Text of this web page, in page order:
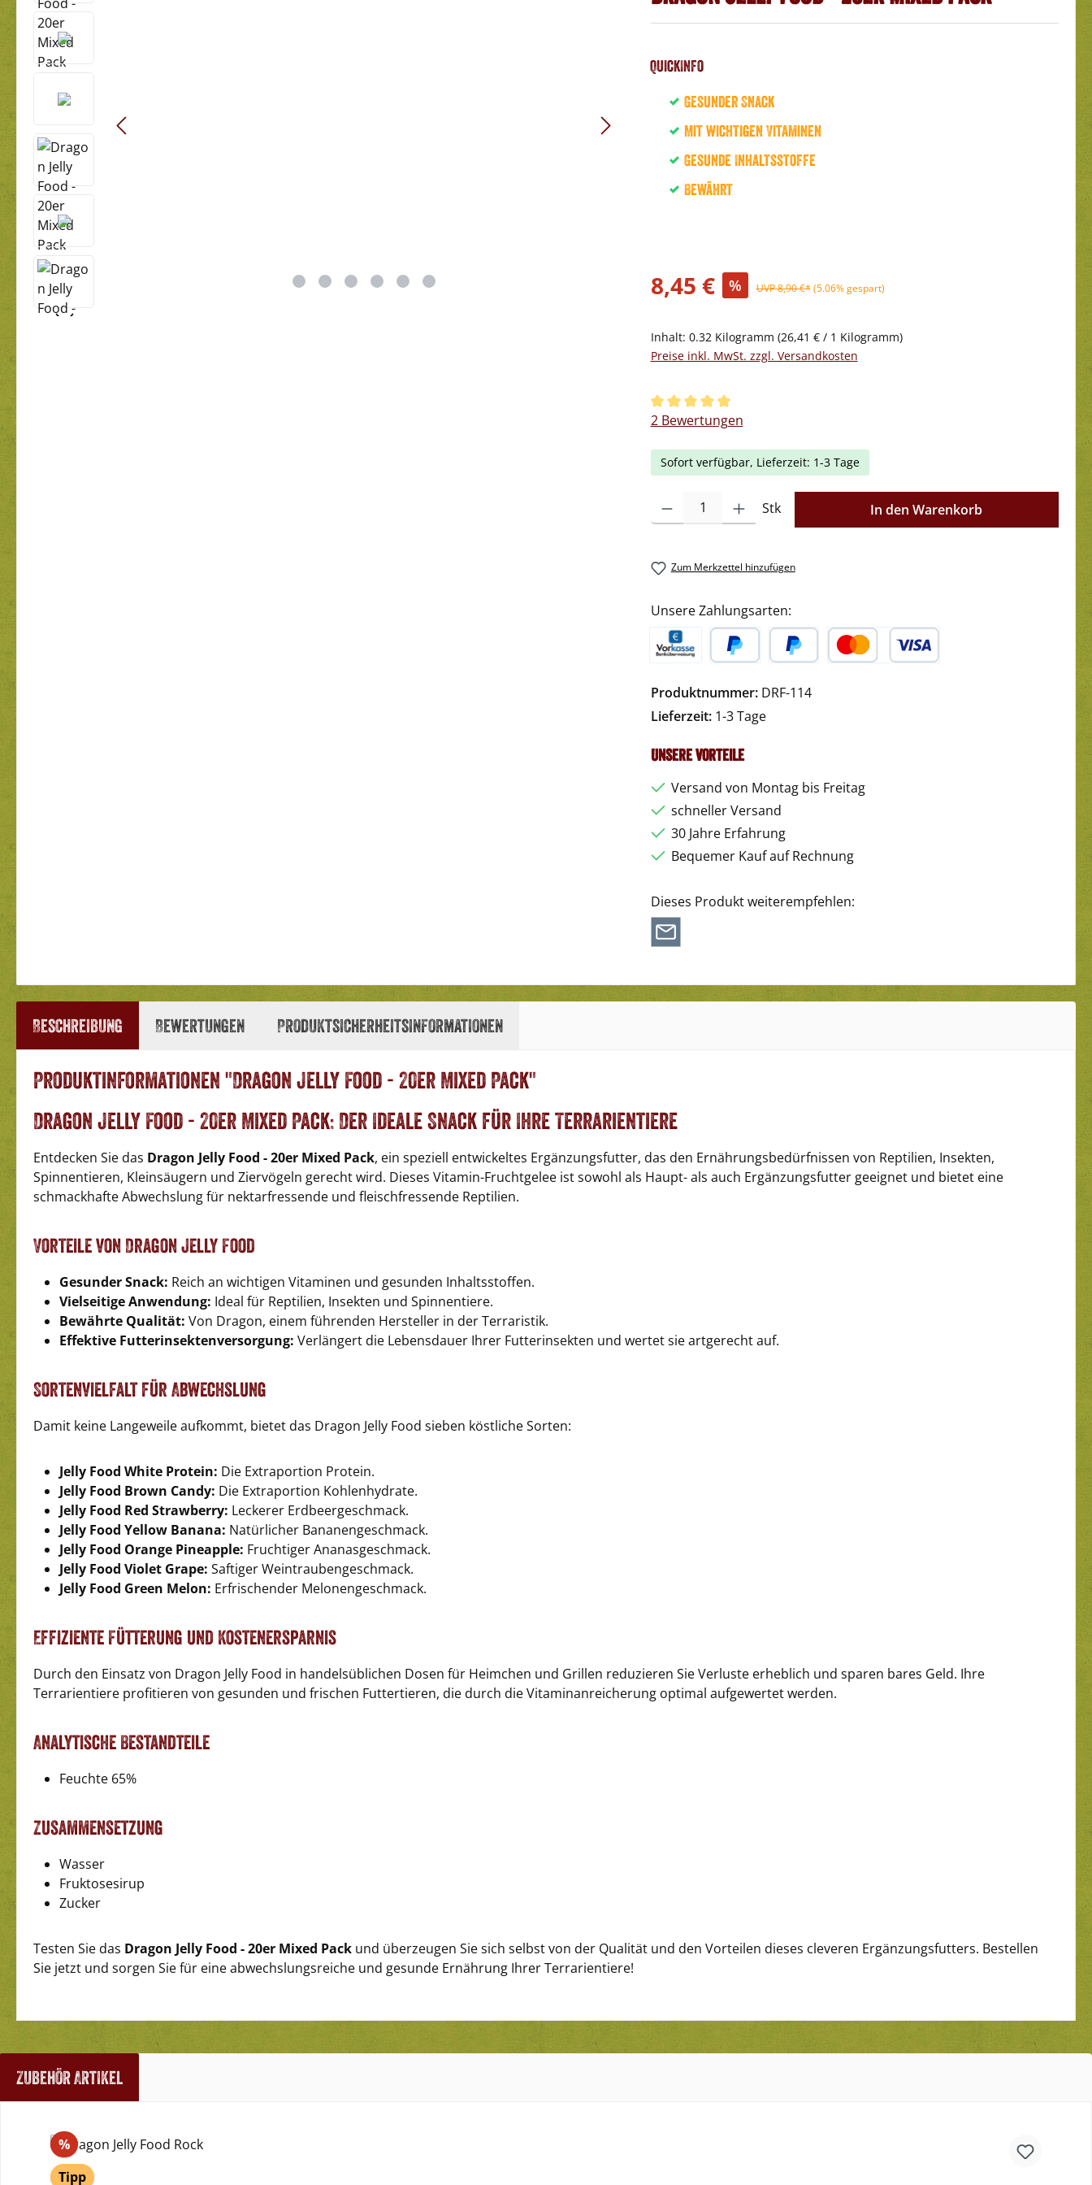
QuickInfo
Gesunder Snack
Mit wichtigen Vitaminen
Gesunde Inhaltsstoffe
Bewährt
8,45 € % UVP 8,90 €* (5.06% gespart)
Inhalt: 0.32 Kilogramm (26,41 € / 1 Kilogramm)
Preise inkl. MwSt. zzgl. Versandkosten
Durchschnittliche Bewertung von 5 von 5 Sternen
2 Bewertungen
Sofort verfügbar, Lieferzeit: 1-3 Tage
Produkt Anzahl: Gib den gewünschten Wert ein oder benutze die
Stk In den Warenkorb
Zum Merkzettel hinzufügen
Unsere Zahlungsarten:
Produktnummer: DRF-114
Lieferzeit: 1-3 Tage
Unsere Vorteile
Versand von Montag bis Freitag
schneller Versand
30 Jahre Erfahrung
Bequemer Kauf auf Rechnung
Dieses Produkt weiterempfehlen:
Beschreibung Bewertungen Produktsicherheitsinformationen
Produktinformationen "Dragon Jelly Food - 20er Mixed Pack"
Dragon Jelly Food - 20er Mixed Pack: Der Ideale Snack für Ihre Terrarientiere
Entdecken Sie das Dragon Jelly Food - 20er Mixed Pack, ein speziell entwickeltes Ergänzungsfutter, das den Ernährungsbedürfnissen von Reptilien, Insekten,
Spinnentieren, Kleinsäugern und Ziervögeln gerecht wird. Dieses Vitamin-Fruchtgelee ist sowohl als Haupt- als auch Ergänzungsfutter geeignet und bietet eine
schmackhafte Abwechslung für nektarfressende und fleischfressende Reptilien.
Vorteile von Dragon Jelly Food
Gesunder Snack: Reich an wichtigen Vitaminen und gesunden Inhaltsstoffen.
Vielseitige Anwendung: Ideal für Reptilien, Insekten und Spinnentiere.
Bewährte Qualität: Von Dragon, einem führenden Hersteller in der Terraristik.
Effektive Futterinsektenversorgung: Verlängert die Lebensdauer Ihrer Futterinsekten und wertet sie artgerecht auf.
Sortenvielfalt für Abwechslung
Damit keine Langeweile aufkommt, bietet das Dragon Jelly Food sieben köstliche Sorten:
Jelly Food White Protein: Die Extraportion Protein.
Jelly Food Brown Candy: Die Extraportion Kohlenhydrate.
Jelly Food Red Strawberry: Leckerer Erdbeergeschmack.
Jelly Food Yellow Banana: Natürlicher Bananengeschmack.
Jelly Food Orange Pineapple: Fruchtiger Ananasgeschmack.
Jelly Food Violet Grape: Saftiger Weintraubengeschmack.
Jelly Food Green Melon: Erfrischender Melonengeschmack.
Effiziente Fütterung und Kostenersparnis
Durch den Einsatz von Dragon Jelly Food in handelsüblichen Dosen für Heimchen und Grillen reduzieren Sie Verluste erheblich und sparen bares Geld. Ihre
Terrarientiere profitieren von gesunden und frischen Futtertieren, die durch die Vitaminanreicherung optimal aufgewertet werden.
Analytische Bestandteile
Feuchte 65%
Zusammensetzung
Wasser
Fruktosesirup
Zucker
Testen Sie das Dragon Jelly Food - 20er Mixed Pack und überzeugen Sie sich selbst von der Qualität und den Vorteilen dieses cleveren Ergänzungsfutters. Bestellen
Sie jetzt und sorgen Sie für eine abwechslungsreiche und gesunde Ernährung Ihrer Terrarientiere!
Zubehör Artikel
Produktgalerie überspringen
%Rabatt
Tipp